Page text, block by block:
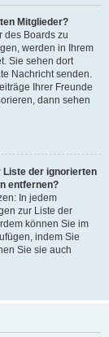
Mitglieder?
des Boards zu
werden in Ihrem
Sie sehen dort
Nachricht senden.
Ihrer Freunde
dann sehen
Liste der ignorierten
entfernen?
In jedem
zur Liste der
können Sie im
indem Sie
Sie sie auch